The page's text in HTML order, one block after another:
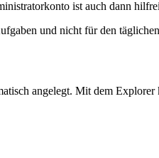
ist auch dann
und nicht für den
angelegt. Mit dem